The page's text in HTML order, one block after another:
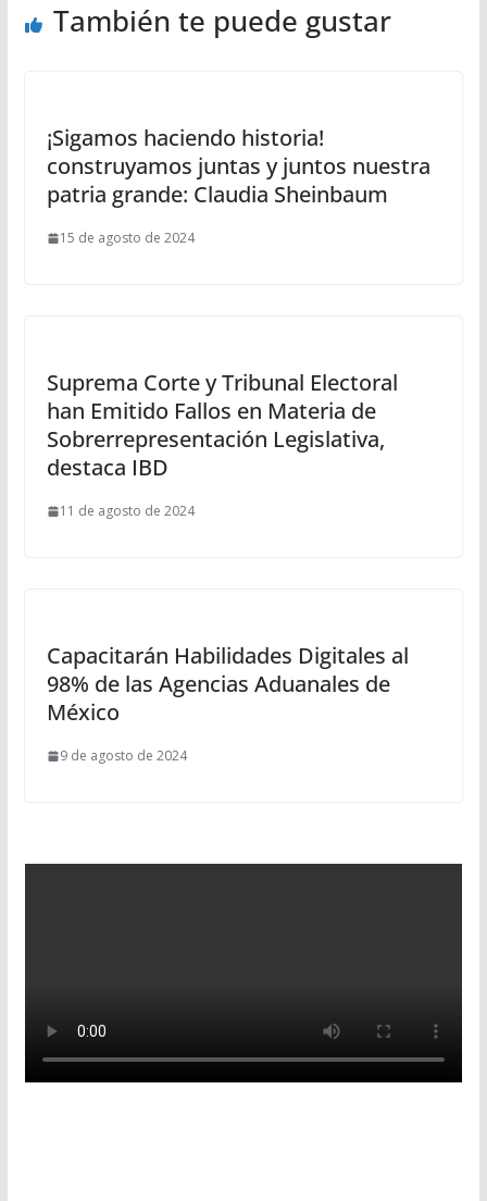
También te puede gustar
¡Sigamos haciendo historia!
construyamos juntas y juntos nuestra
patria grande: Claudia Sheinbaum
15 de agosto de 2024
Suprema Corte y Tribunal Electoral
han Emitido Fallos en Materia de
Sobrerrepresentación Legislativa,
destaca IBD
11 de agosto de 2024
Capacitarán Habilidades Digitales al
98% de las Agencias Aduanales de
México
9 de agosto de 2024